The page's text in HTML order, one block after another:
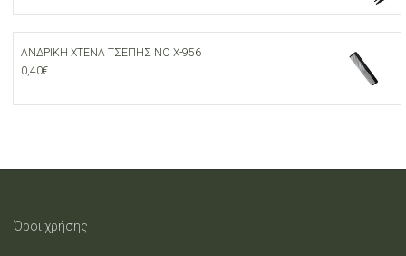
ΑΝΔΡΙΚΗ ΧΤΕΝΑ ΤΣΕΠΗΣ ΝΟ Χ-956
0,40€
Όροι χρήσης